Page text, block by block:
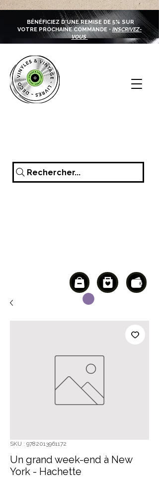
BÉNÉFICIEZ D'UNE REMISE DE 5% SUR
VOTRE PROCHAINE COMMANDE • INSCRIVEZ-
VOUS
Rechercher...
SKU : 9782013961172
Un grand week-end à New
York - Hachette